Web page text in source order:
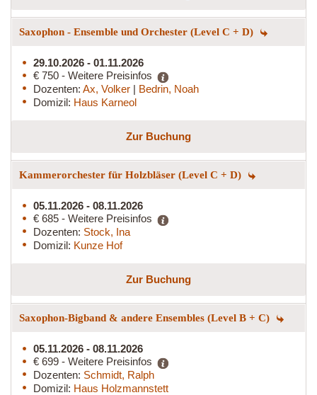
Saxophon - Ensemble und Orchester (Level C + D)
29.10.2026 - 01.11.2026
€ 750 - Weitere Preisinfos
Dozenten: Ax, Volker | Bedrin, Noah
Domizil: Haus Karneol
Zur Buchung
Kammerorchester für Holzbläser (Level C + D)
05.11.2026 - 08.11.2026
€ 685 - Weitere Preisinfos
Dozenten: Stock, Ina
Domizil: Kunze Hof
Zur Buchung
Saxophon-Bigband & andere Ensembles (Level B + C)
05.11.2026 - 08.11.2026
€ 699 - Weitere Preisinfos
Dozenten: Schmidt, Ralph
Domizil: Haus Holzmannstett